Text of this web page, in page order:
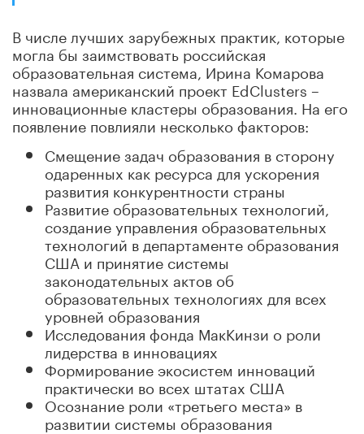
В числе лучших зарубежных практик, которые
могла бы заимствовать российская
образовательная система, Ирина Комарова
назвала американский проект EdClusters –
инновационные кластеры образования. На его
появление повлияли несколько факторов:
Смещение задач образования в сторону
одаренных как ресурса для ускорения
развития конкурентности страны
Развитие образовательных технологий,
создание управления образовательных
технологий в департаменте образования
США и принятие системы
законодательных актов об
образовательных технологиях для всех
уровней образования
Исследования фонда МакКинзи о роли
лидерства в инновациях
Формирование экосистем инноваций
практически во всех штатах США
Осознание роли «третьего места» в
развитии системы образования